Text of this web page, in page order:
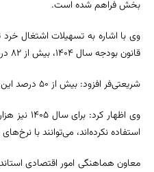
بخش فراهم شده است.
قانون بودجه سال ۱۴۰۴، بیش از ۸۲ درصد جذب شده و حدود ۹ هزار و ۴۰۰ طرح به بهره‌برداری رسیده یا در حال اجرا است.
شریعتی‌فر افزود: بیش از ۵۰ درصد این طرح‌ها در روستاها اجرا شده و سهم بانوان از دریافت این تسهیلات بیش از مردان بوده است.
استفاده نکرده‌اند، می‌توانند با